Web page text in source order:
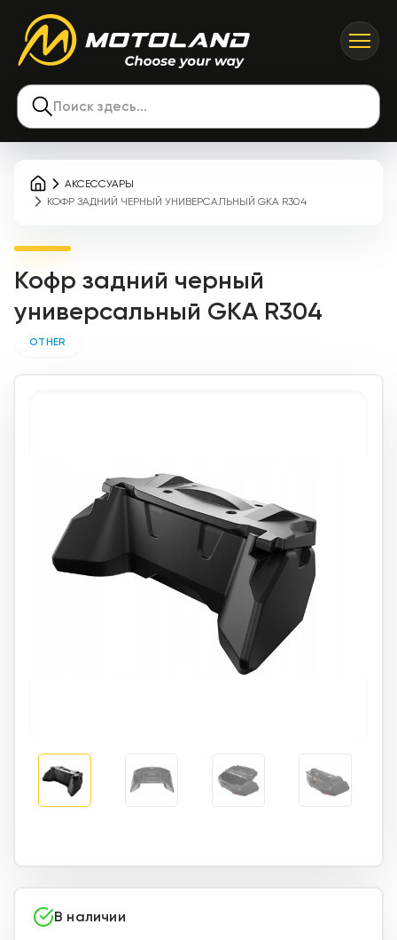
Поиск здесь...
АКСЕССУАРЫ
КОФР ЗАДНИЙ ЧЕРНЫЙ УНИВЕРСАЛЬНЫЙ GKA R304
Кофр задний черный
универсальный GKA R304
OTHER
В наличии